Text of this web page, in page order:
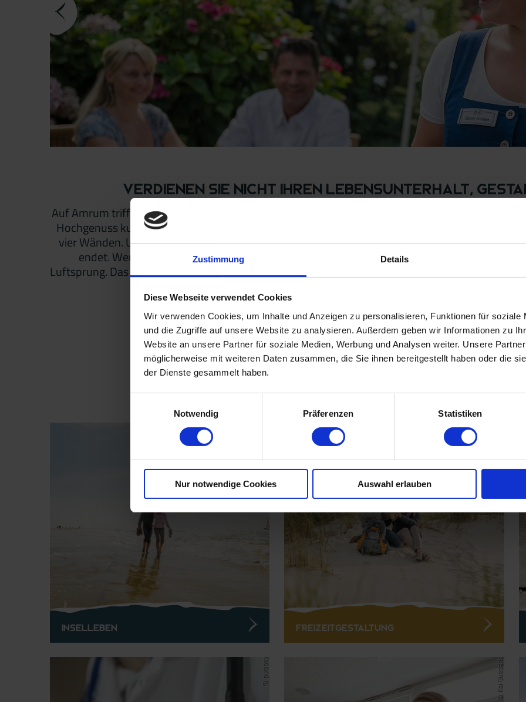
Zustimmung Details
Diese Webseite verwendet Cookies
Wir verwenden Cookies, um Inhalte und Anzeigen zu personalisieren, Funktionen für soziale
und die Zugriffe auf unsere Website zu analysieren. Außerdem geben wir Informationen zu
Website an unsere Partner für soziale Medien, Werbung und Analysen weiter. Unsere
möglicherweise mit weiteren Daten zusammen, die Sie ihnen bereitgestellt haben oder die
der Dienste gesammelt haben.
Notwendig
Präferenzen Statistiken
Nur notwendige Cookies Auswahl erlauben
Verdienen Sie nicht Ihren Lebensunterhalt,
Auf Amrum trifft Handwerker*in auf KI im Bedienungsroboter, hautnah erlebbare Geschichte
Hochgenuss kultureller Sternstunden auf einsame Strandspaziergänge, Fine Dining auf selbst
vier Wänden. Und immer schwingt ein Hauch von Abenteuer mit, das bereits mit der
endet. Wenn man mitten im Ort steht und fußläufig das saphirblaue Meer aufblitzen sieht,
Luftsprung. Das Besondere an Amrum ist das Familiäre, hier kennt jeder jeden. Wir freuen uns,
Alle wichtigen Infos gibts auf diesen
Inselleben Freizeitgestaltung
© pixabay © Kai Quedens